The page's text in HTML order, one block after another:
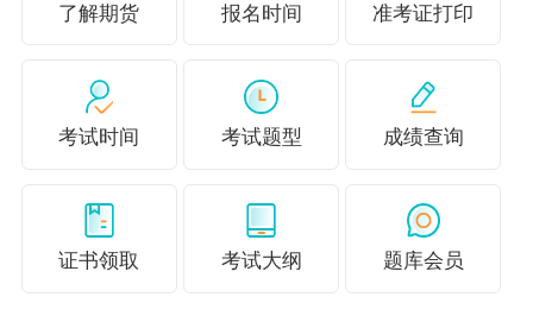
天能挣100元钱，收入不比在外面打工少，还能
耐旱抗贫瘠的油茶产业带给村民脱贫致富的
希望。铁林村总支副书记曹晓林说，目前村里油
5元，农户都拿到了土地流转资金。油茶长成后，
每亩预计能给农户带来2000元的收入。
了解期货 报名时间 准考证打印
考试时间 考试题型 成绩查询
证书领取 考试大纲 题库会员